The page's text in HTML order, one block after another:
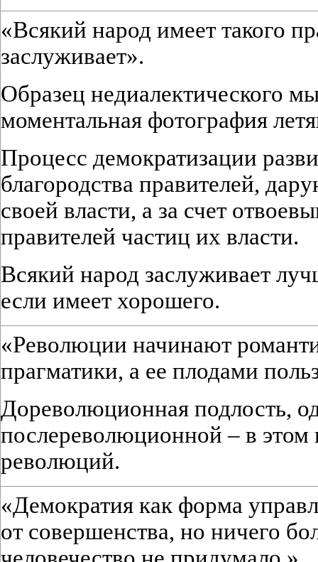
«Всякий народ имеет такого
заслуживает».
Образец недиалектического
моментальная фотография
Процесс демократизации
благородства правителей,
своей власти, а за счет
правителей частиц их власти.
Всякий народ заслуживает
если имеет хорошего.
«Революции начинают
прагматики, а ее плодами
Дореволюционная подлость,
послереволюционной – в этом
революций.
«Демократия как форма
от совершенства, но ничего